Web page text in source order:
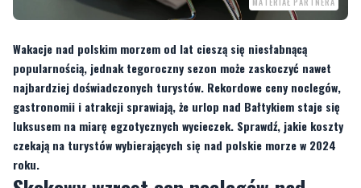
popularnością, jednak tegoroczny sezon może zaskoczyć nawet
gastronomii i atrakcji sprawiają, że urlop nad Bałtykiem staje się
luksusem na miarę egzotycznych wycieczek. Sprawdź, jakie koszty
czekają na turystów wybierających się nad polskie morze w 2024
roku.
Skokowy wzrost cen noclegów nad
Bałtykiem
Sezon wakacyjny 2024 przynosi rekordowe podwyżki cen noclegów w